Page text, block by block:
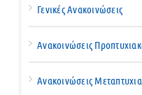
Γενικές Ανακοινώσεις
Ανακοινώσεις
Ανακοινώσεις